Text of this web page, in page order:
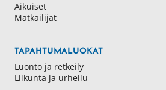
Aikuiset
Matkailijat
TAPAHTUMALUOKAT
Luonto ja retkeily
Liikunta ja urheilu